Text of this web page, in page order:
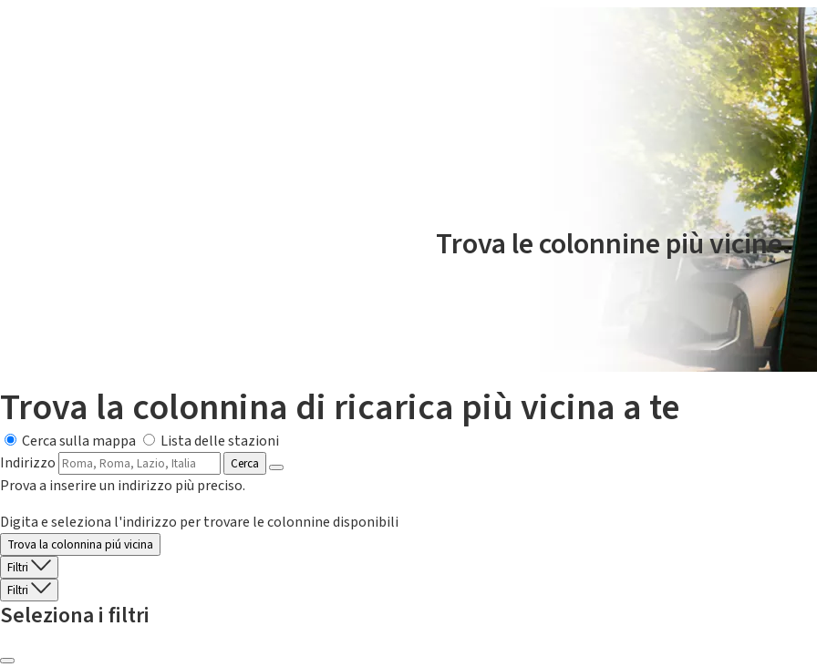
Il servizio di mobilità elettrica è gestito da Plenitude On The Road
Trova le colonnine più vicine.
Trova la colonnina di ricarica più vicina a te
Cerca sulla mappa
Lista delle stazioni
Indirizzo
Cerca
Prova a inserire un indirizzo più preciso.
Digita e seleziona l'indirizzo per trovare le colonnine disponibili
Trova la colonnina piú vicina
Filtri
Filtri
Seleziona i filtri